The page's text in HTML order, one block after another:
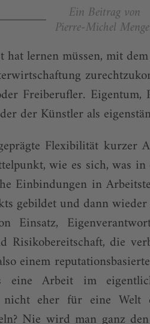
Ein Beitrag von
Pierre-Michel
hat lernen müssen, mit
Freiberufler.
der Künstler als
Flexibilität kurzer
wie es sich, was in
Einbindungen in
gebildet und dann
Risikobereitschaft, die
einem
Arbeit im
nicht eher für eine
Nie wird man ganz